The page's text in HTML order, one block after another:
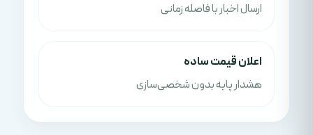
ارسال اخبار با فاصله زمانی
اعلان قیمت ساده
هشدار پایه بدون شخصی‌سازی